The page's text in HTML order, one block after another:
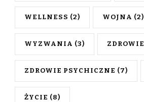
WELLNESS (2) WOJNA (2)
WYZWANIA (3) ZDROWIE
ZDROWIE PSYCHICZNE (7)
ŻYCIE (8)